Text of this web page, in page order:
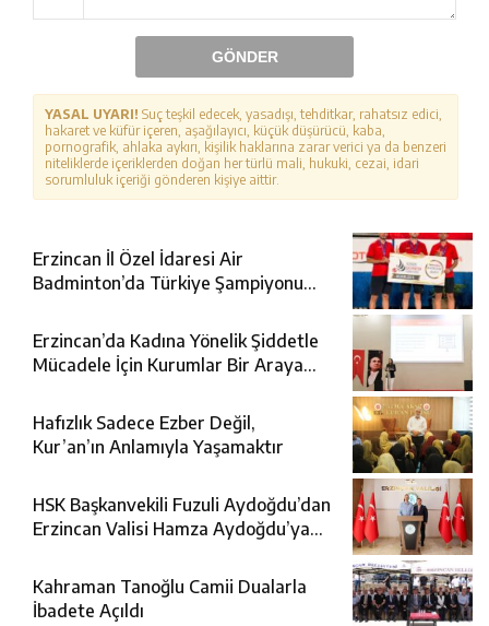
GÖNDER
YASAL UYARI! Suç teşkil edecek, yasadışı, tehditkar, rahatsız edici,
hakaret ve küfür içeren, aşağılayıcı, küçük düşürücü, kaba,
pornografik, ahlaka aykırı, kişilik haklarına zarar verici ya da benzeri
niteliklerde içeriklerden doğan her türlü mali, hukuki, cezai, idari
sorumluluk içeriği gönderen kişiye aittir.
Erzincan İl Özel İdaresi Air
Badminton’da Türkiye Şampiyonu
Erzincan’da Kadına Yönelik Şiddetle
Mücadele İçin Kurumlar Bir Araya
Hafızlık Sadece Ezber Değil,
Kur’an’ın Anlamıyla Yaşamaktır
HSK Başkanvekili Fuzuli Aydoğdu’dan
Erzincan Valisi Hamza Aydoğdu’ya
Kahraman Tanoğlu Camii Dualarla
İbadete Açıldı